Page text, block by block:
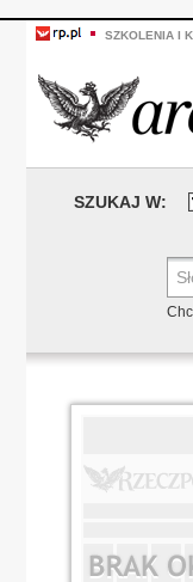
SZKOLENIA I
SZUKAJ W: